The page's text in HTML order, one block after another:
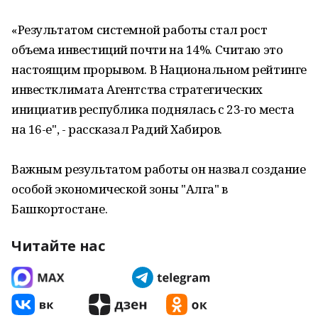
«Результатом системной работы стал рост
объема инвестиций почти на 14%. Считаю это
настоящим прорывом. В Национальном рейтинге
инвестклимата Агентства стратегических
инициатив республика поднялась с 23-го места
на 16-е", - рассказал Радий Хабиров.
Важным результатом работы он назвал создание
особой экономической зоны "Алга" в
Башкортостане.
Читайте нас